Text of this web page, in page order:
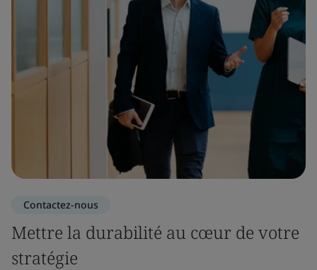
Contactez-nous
Mettre la durabilité au cœur de votre
stratégie